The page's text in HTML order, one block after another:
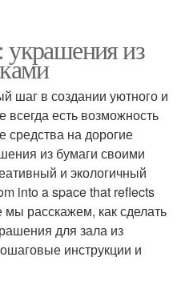
украшения из
шаг в создании уютного и
есть возможность
средства на дорогие
из бумаги своими
и экологичный
into a space that reflects
мы расскажем, как сделать
для зала из
инструкции и